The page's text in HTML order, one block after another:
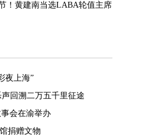
！黄建南当选LABA轮值主席
夜上海”
回溯二万五千里征途
会在渝举办
捐赠文物